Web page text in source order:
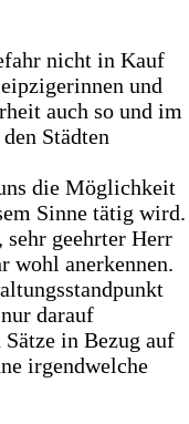
nicht in Kauf
und
auch so und im
Städten
die Möglichkeit
Sinne tätig wird.
geehrter Herr
wohl anerkennen.
darauf
in Bezug auf
irgendwelche